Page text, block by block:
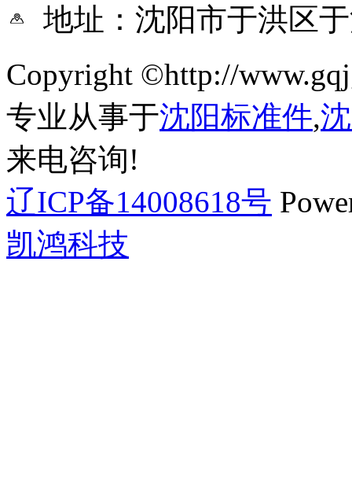
地址：沈阳市于洪区
Copyright ©http://
专业从事于沈阳标准件,
来电咨询!
辽ICP备14008618号
凯鸿科技